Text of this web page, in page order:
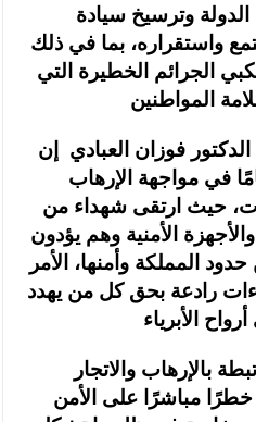
الدولة وترسيخ سيادة
واستقراره، بما في ذلك
الجرائم الخطيرة التي
فوزان العبادي إن
في مواجهة الإرهاب
حيث ارتقى شهداء من
الأمنية وهم يؤدون
المملكة وأمنها، الأمر
رادعة بحق كل من يهدد
بالإرهاب والاتجار
خطرًا مباشرًا على الأمن